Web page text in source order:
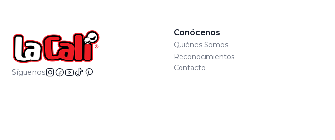
Síguenos
Conócenos
Quiénes Somos
Reconocimientos
Contacto